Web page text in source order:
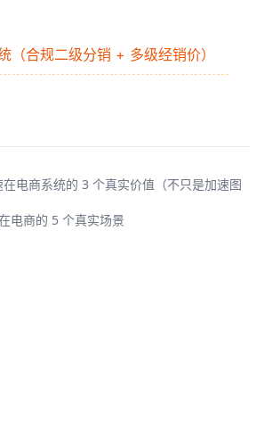
（合规二级分销 + 多级经销价）
在电商系统的 3 个真实价值（不只是加速图
电商的 5 个真实场景